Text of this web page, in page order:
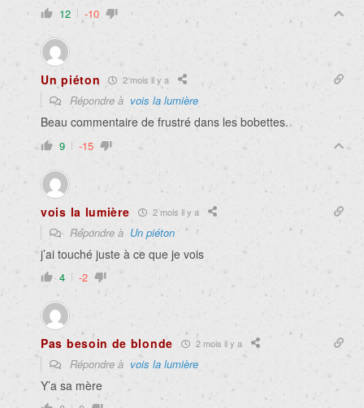
12 -10
Un piéton 2 mois il y a
Répondre à vois la lumière
Beau commentaire de frustré dans les bobettes.
9 -15
vois la lumière 2 mois il y a
Répondre à Un piéton
j’ai touché juste à ce que je vois
4 -2
Pas besoin de blonde 2 mois il y a
Répondre à vois la lumière
Y’a sa mère